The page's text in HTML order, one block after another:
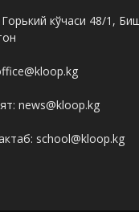
кўчаси 48/1,
news@kloop.kg
school@kloop.kg